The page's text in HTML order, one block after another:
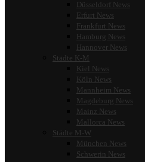
Düsseldorf News
Erfurt News
Frankfurt News
Hamburg News
Hannover News
Städte K-M
Kiel News
Köln News
Mannheim News
Magdeburg News
Mainz News
Mallorca News
Städte M-W
München News
Schwerin News